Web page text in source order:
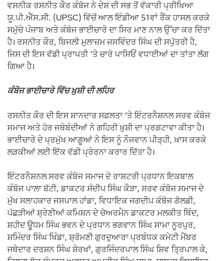
ਵਸਨੀਕ ਰਸਨੀਤ ਕੌਰ ਕੰਬੋਜ ਨੇ ਦੇਸ਼ ਦੀ ਸਭ ਤੋਂ ਵੱਕਾਰੀ ਪ੍ਰੀਖਿਆ
ਯੂ.ਪੀ.ਐੱਸ.ਸੀ. (UPSC) ਵਿੱਚੋਂ ਆਲ ਇੰਡੀਆ 51ਵਾਂ ਰੈਂਕ ਹਾਸਲ ਕਰਕੇ
ਸਮੁੱਚੇ ਪੰਜਾਬ ਅਤੇ ਕੰਬੋਜ ਭਾਈਚਾਰੇ ਦਾ ਸਿਰ ਮਾਣ ਨਾਲ ਉੱਚਾ ਕਰ ਦਿੱਤਾ
ਹੈ। ਰਸਨੀਤ ਕੌਰ, ਬਿਜਲੀ ਮੁਲਾਜ਼ਮ ਜਸਵਿੰਦਰ ਸਿੰਘ ਦੀ ਸਪੁੱਤਰੀ ਹੈ,
ਜਿਸ ਦੀ ਇਸ ਵੱਡੀ ਪ੍ਰਾਪਤੀ ‘ਤੇ ਚਾਰੇ ਪਾਸਿਓਂ ਵਧਾਈਆਂ ਦਾ ਤਾਂਤਾ ਲੱਗ
ਗਿਆ ਹੈ।
ਕੰਬੋਜ ਭਾਈਚਾਰੇ ਵਿੱਚ ਖ਼ੁਸ਼ੀ ਦੀ ਲਹਿਰ
ਰਸਨੀਤ ਕੌਰ ਦੀ ਇਸ ਸ਼ਾਨਦਾਰ ਸਫ਼ਲਤਾ ‘ਤੇ ਇੰਟਰਨੈਸ਼ਨਲ ਸਰਵ ਕੰਬੋਜ
ਸਮਾਜ ਅਤੇ ਹੋਰ ਜਥੇਬੰਦੀਆਂ ਨੇ ਗਹਿਰੀ ਖ਼ੁਸ਼ੀ ਦਾ ਪ੍ਰਗਟਾਵਾ ਕੀਤਾ ਹੈ।
ਭਾਈਚਾਰੇ ਦੇ ਪ੍ਰਮੁੱਖ ਆਗੂਆਂ ਨੇ ਇਸ ਨੂੰ ਨੌਜਵਾਨ ਪੀੜ੍ਹੀ, ਖ਼ਾਸ ਕਰਕੇ
ਲੜਕੀਆਂ ਲਈ ਇੱਕ ਵੱਡੀ ਪ੍ਰੇਰਨਾ ਕਰਾਰ ਦਿੱਤਾ ਹੈ।
ਇੰਟਰਨੈਸ਼ਨਲ ਸਰਵ ਕੰਬੋਜ ਸਮਾਜ ਦੇ ਰਾਸ਼ਟਰੀ ਪ੍ਰਧਾਨ ਇਕਬਾਲ
ਕੰਬੋਜ ਪਾਲਾ ਬੱਟੀ, ਡਾਕਟਰ ਸੰਦੀਪ ਸਿੰਘ ਕੌੜਾ, ਸਰਵ ਕੰਬੋਜ ਸਮਾਜ ਦੇ
ਮੁੱਖ ਸਲਾਹਕਾਰ ਜਸਪਾਲ ਹਾਂਡਾ, ਵਿਧਾਇਕ ਜਗਦੀਪ ਕੰਬੋਜ ਗੋਲਡੀ,
ਪੱਛੜੀਆਂ ਸ਼੍ਰੇਣੀਆਂ ਕਮਿਸ਼ਨ ਦੇ ਚੇਅਰਮੈਨ ਡਾਕਟਰ ਮਲਕੀਤ ਥਿੰਦ,
ਸ਼ਹੀਦ ਊਧਮ ਸਿੰਘ ਭਵਨ ਦੇ ਪ੍ਰਧਾਨ ਭਗਵਾਨ ਸਿੰਘ ਸਾਮਾ ਨੂਰਪੁਰ,
ਸ਼ਮਿੰਦਰ ਸਿੰਘ ਖਿੰਡਾ, ਸ਼੍ਰੋਮਣੀ ਗੁਰਦੁਆਰਾ ਪ੍ਰਬੰਧਕ ਕਮੇਟੀ ਮੈਂਬਰ
ਜਥੇਦਾਰ ਦਰਸ਼ਨ ਸਿੰਘ ਸ਼ੇਰਖਾਂ, ਗੁਰਜਿੰਦਰਪਾਲ ਸਿੰਘ ਸ਼ਿਵ ਤ੍ਰਿਪਾਲ ਕੇ,